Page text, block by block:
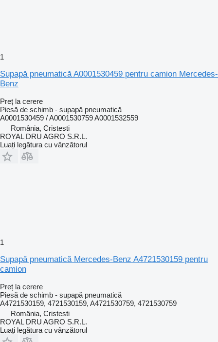
1
Supapă pneumatică A0001530459 pentru camion Mercedes-
Benz
Preț la cerere
Piesă de schimb - supapă pneumatică
A0001530459 / A0001530759 A0001532559
România, Cristesti
ROYAL DRU AGRO S.R.L.
Luați legătura cu vânzătorul
1
Supapă pneumatică Mercedes-Benz A4721530159 pentru
camion
Preț la cerere
Piesă de schimb - supapă pneumatică
A4721530159, 4721530159, A4721530759, 4721530759
România, Cristesti
ROYAL DRU AGRO S.R.L.
Luați legătura cu vânzătorul